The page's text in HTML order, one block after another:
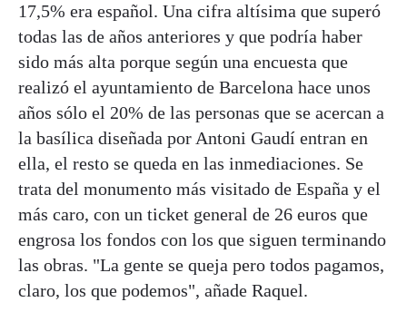
17,5% era español. Una cifra altísima que superó
todas las de años anteriores y que podría haber
sido más alta porque según una encuesta que
realizó el ayuntamiento de Barcelona hace unos
años sólo el 20% de las personas que se acercan a
la basílica diseñada por Antoni Gaudí entran en
ella, el resto se queda en las inmediaciones. Se
trata del monumento más visitado de España y el
más caro, con un ticket general de 26 euros que
engrosa los fondos con los que siguen terminando
las obras. "La gente se queja pero todos pagamos,
claro, los que podemos", añade Raquel.